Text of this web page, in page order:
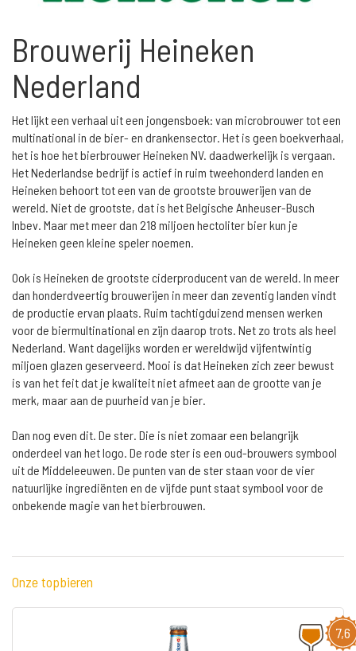
Brouwerij Heineken
Nederland
Het lijkt een verhaal uit een jongensboek: van microbrouwer tot een
multinational in de bier- en drankensector. Het is geen boekverhaal,
het is hoe het bierbrouwer Heineken NV. daadwerkelijk is vergaan.
Het Nederlandse bedrijf is actief in ruim tweehonderd landen en
Heineken behoort tot een van de grootste brouwerijen van de
wereld. Niet de grootste, dat is het Belgische Anheuser-Busch
Inbev. Maar met meer dan 218 miljoen hectoliter bier kun je
Heineken geen kleine speler noemen.
Ook is Heineken de grootste ciderproducent van de wereld. In meer
dan honderdveertig brouwerijen in meer dan zeventig landen vindt
de productie ervan plaats. Ruim tachtigduizend mensen werken
voor de biermultinational en zijn daarop trots. Net zo trots als heel
Nederland. Want dagelijks worden er wereldwijd vijfentwintig
miljoen glazen geserveerd. Mooi is dat Heineken zich zeer bewust
is van het feit dat je kwaliteit niet afmeet aan de grootte van je
merk, maar aan de puurheid van je bier.
Dan nog even dit. De ster. Die is niet zomaar een belangrijk
onderdeel van het logo. De rode ster is een oud-brouwers symbool
uit de Middeleeuwen. De punten van de ster staan voor de vier
natuurlijke ingrediënten en de vijfde punt staat symbool voor de
onbekende magie van het bierbrouwen.
Onze topbieren
7,6